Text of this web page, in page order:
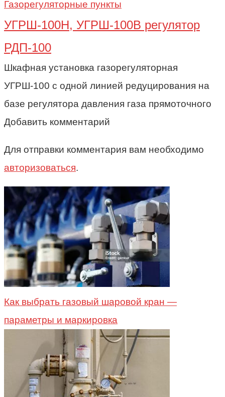
Газорегуляторные пункты
УГРШ-100Н, УГРШ-100В регулятор
РДП-100
Шкафная установка газорегуляторная
УГРШ-100 с одной линией редуцирования на
базе регулятора давления газа прямоточного
Добавить комментарий
Для отправки комментария вам необходимо
авторизоваться.
Как выбрать газовый шаровой кран —
параметры и маркировка